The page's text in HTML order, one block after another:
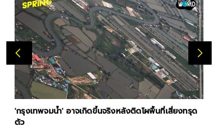
'กรุงเทพจมน้ำ' อาจเกิดขึ้นจริงหลังติดโผพื้นที่เสี่ยงทรุด
ตัว